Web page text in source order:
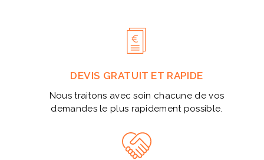
DEVIS GRATUIT ET RAPIDE
Nous traitons avec soin chacune de vos
demandes le plus rapidement possible.